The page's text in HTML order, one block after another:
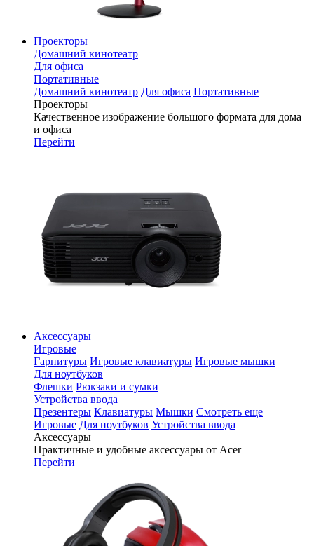
Проекторы
Домашний кинотеатр
Для офиса
Портативные
Домашний кинотеатр Для офиса Портативные
Проекторы
Качественное изображение большого формата для дома
и офиса
Перейти
Аксессуары
Игровые
Гарнитуры Игровые клавиатуры Игровые мышки
Для ноутбуков
Флешки Рюкзаки и сумки
Устройства ввода
Презентеры Клавиатуры Мышки Смотреть еще
Игровые Для ноутбуков Устройства ввода
Аксессуары
Практичные и удобные аксессуары от Acer
Перейти